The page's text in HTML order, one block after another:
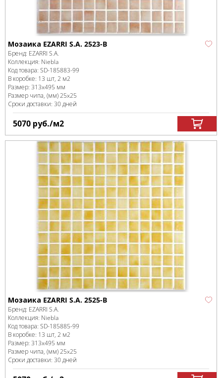
Мозаика EZARRI S.A. 2523-B
Бренд: EZARRI S.A.
Коллекция: Niebla
Код товара: SD-185883-99
В коробке: 13 шт, 2 м2
Размер: 313x495 мм
Размер чипа, (мм)25x25
Сроки доставки: 30 дней
5070 руб./м2
Мозаика EZARRI S.A. 2525-B
Бренд: EZARRI S.A.
Коллекция: Niebla
Код товара: SD-185885-99
В коробке: 13 шт, 2 м2
Размер: 313x495 мм
Размер чипа, (мм)25x25
Сроки доставки: 30 дней